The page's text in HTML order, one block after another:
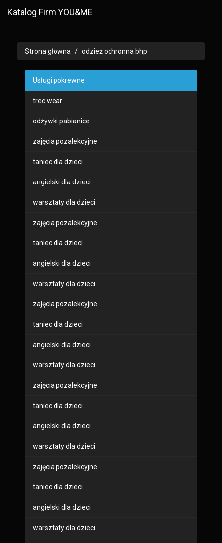
Katalog Firm YOU&ME
Strona główna odzież ochronna bhp
Usługi pokrewne
trec wear
odżywki pabianice
zajęcia pozalekcyjne
taniec dla dzieci
angielski dla dzieci
warsztaty dla dzieci
zajęcia pozalekcyjne
taniec dla dzieci
angielski dla dzieci
warsztaty dla dzieci
zajęcia pozalekcyjne
taniec dla dzieci
angielski dla dzieci
warsztaty dla dzieci
zajęcia pozalekcyjne
taniec dla dzieci
angielski dla dzieci
warsztaty dla dzieci
zajęcia pozalekcyjne
taniec dla dzieci
angielski dla dzieci
warsztaty dla dzieci